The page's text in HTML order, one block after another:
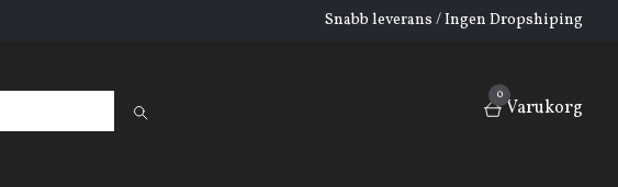
Snabb leverans / Ingen Dropshiping
0
Varukorg